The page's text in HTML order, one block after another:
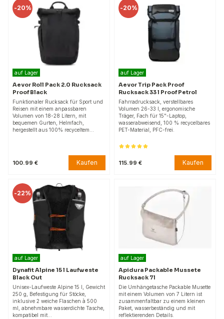
-20%
auf Lager
Aevor Roll Pack 2.0 Rucksack
Proof Black
Funktionaler Rucksack für Sport und
Reisen mit einem anpassbaren
Volumen von 18-28 Litern, mit
bequemen Gurten, Helmfach,
hergestellt aus 100% recyceltem…
100.99 € Kaufen
-20%
auf Lager
Aevor Trip Pack Proof
Rucksack 33 l Proof Petrol
Fahrradrucksack, verstellbares
Volumen 26-33 l, ergonomische
Träger, Fach für 15"-Laptop,
wasserabweisend, 100 % recycelbares
PET-Material, PFC-frei.
115.99 € Kaufen
-22%
auf Lager
Dynafit Alpine 15 l Laufweste
Black Out
Unisex-Laufweste Alpine 15 l, Gewicht
250 g, Befestigung für Stöcke,
inklusive 2 weiche Flaschen à 500
ml, abnehmbare wasserdichte Tasche,
kompatibel mit…
auf Lager
Apidura Packable Mussete
Rucksack 7l
Die Umhängetasche Packable Musette
mit einem Volumen von 7 Litern ist
zusammenfaltbar zu einem kleinen
Paket, wasserbeständig und mit
reflektierenden Details.